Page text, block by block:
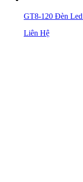
GT8-120 Đèn
Liên Hệ